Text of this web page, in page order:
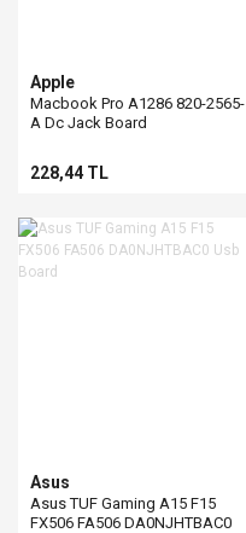
Apple
Macbook Pro A1286 820-2565-
A Dc Jack Board
228,44 TL
Asus
Asus TUF Gaming A15 F15
FX506 FA506 DA0NJHTBAC0